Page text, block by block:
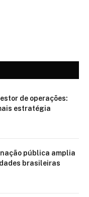
de operações:
estratégia
pública amplia
brasileiras